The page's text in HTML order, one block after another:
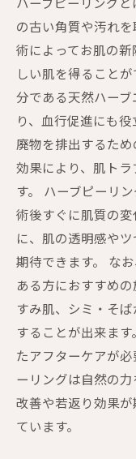
ハーブピーリング
の古い角質や汚れ
術によってお肌の
しい肌を得ること
分である天然ハー
り、血行促進にも
廃物を排出するた
効果により、肌ト
す。 ハーブピーリ
術後すぐに肌質の
に、肌の透明感や
期待できます。 な
ある方におすすめ
すみ肌、シミ・そ
することが出来ま
たアフターケアが
ーリングは自然の
改善や若返り効果
ています。